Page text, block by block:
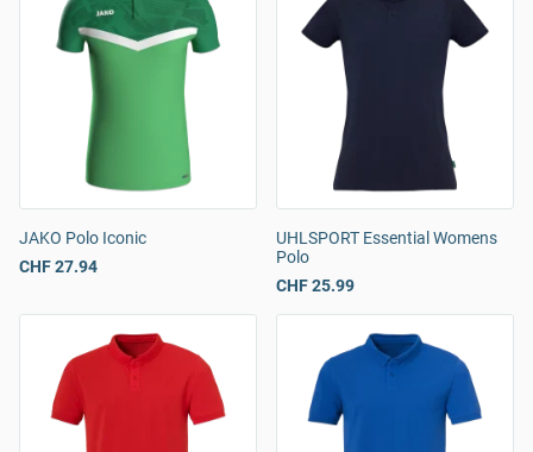
JAKO Polo Iconic
CHF 27.94
UHLSPORT Essential Womens
Polo
CHF 25.99